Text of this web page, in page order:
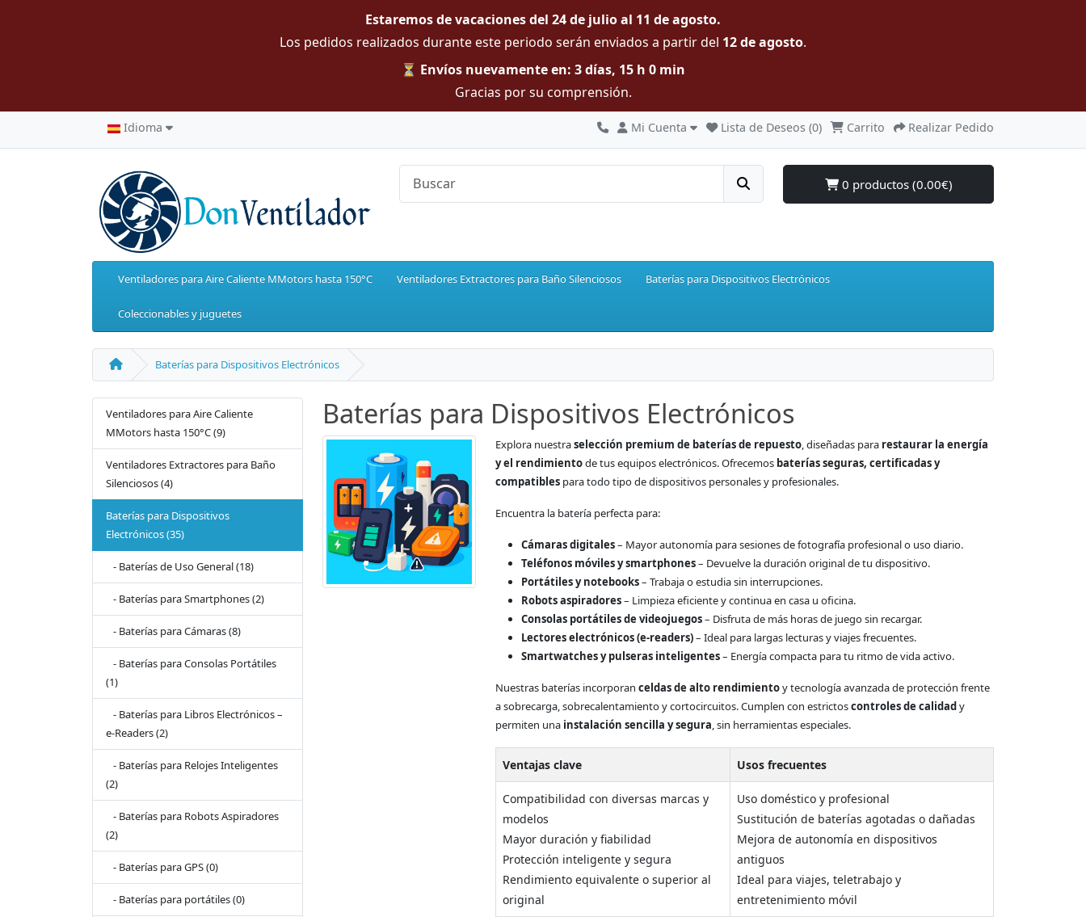
Estaremos de vacaciones del 24 de julio al 11 de agosto.
Los pedidos realizados durante este periodo serán enviados a partir del 12 de agosto.
⏳ Envíos nuevamente en: 3 días, 15 h 0 min
Gracias por su comprensión.
Idioma Mi Cuenta Lista de Deseos (0) Carrito Realizar Pedido
0 productos (0.00€)
Ventiladores para Aire Caliente MMotors hasta 150°C Ventiladores Extractores para Baño Silenciosos Baterías para Dispositivos Electrónicos
Coleccionables y juguetes
Baterías para Dispositivos Electrónicos
Ventiladores para Aire Caliente
MMotors hasta 150°C (9)
Ventiladores Extractores para Baño
Silenciosos (4)
Baterías para Dispositivos
Electrónicos (35)
- Baterías de Uso General (18)
- Baterías para Smartphones (2)
- Baterías para Cámaras (8)
- Baterías para Consolas Portátiles
(1)
- Baterías para Libros Electrónicos –
e‑Readers (2)
- Baterías para Relojes Inteligentes
(2)
- Baterías para Robots Aspiradores
(2)
- Baterías para GPS (0)
- Baterías para portátiles (0)
Baterías para Dispositivos Electrónicos
Explora nuestraselección premium de baterías de repuesto, diseñadas para restaurar la energía
y el rendimientode tus equipos electrónicos. Ofrecemos baterías seguras, certificadas y
compatiblespara todo tipo de dispositivos personales y profesionales.
Encuentra la batería perfecta para:
Cámaras digitales– Mayor autonomía para sesiones de fotografía profesional o uso diario.
Teléfonos móviles y smartphones– Devuelve la duración original de tu dispositivo.
Portátiles y notebooks– Trabaja o estudia sin interrupciones.
Robots aspiradores– Limpieza eficiente y continua en casa u oficina.
Consolas portátiles de videojuegos– Disfruta de más horas de juego sin recargar.
Lectores electrónicos (e-readers)– Ideal para largas lecturas y viajes frecuentes.
Smartwatches y pulseras inteligentes– Energía compacta para tu ritmo de vida activo.
Nuestras baterías incorporan celdas de alto rendimientoy tecnología avanzada de protección frente
a sobrecarga, sobrecalentamiento y cortocircuitos. Cumplen con estrictoscontroles de calidady
permiten una instalación sencilla y segura , sin herramientas especiales.
Ventajas clave Usos frecuentes
Compatibilidad con diversas marcas y
modelos
Mayor duración y fiabilidad
Protección inteligente y segura
Rendimiento equivalente o superior al
original
Uso doméstico y profesional
Sustitución de baterías agotadas o dañadas
Mejora de autonomía en dispositivos
antiguos
Ideal para viajes, teletrabajo y
entretenimiento móvil